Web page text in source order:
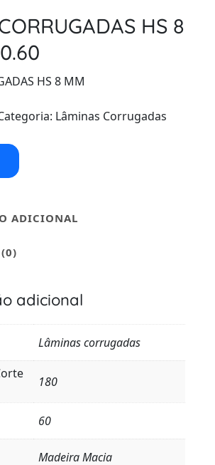
HS 8
HS 8 MM
Lâminas Corrugadas
ADICIONAL
adicional
Lâminas corrugadas
180
60
Madeira Macia